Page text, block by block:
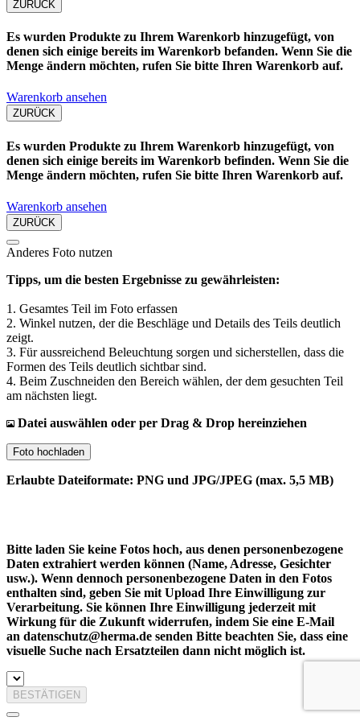
ZURÜCK
Es wurden Produkte zu Ihrem Warenkorb hinzugefügt, von
denen sich einige bereits im Warenkorb befanden. Wenn Sie die
Menge ändern möchten, rufen Sie bitte Ihren Warenkorb auf.
Warenkorb ansehen
ZURÜCK
Es wurden Produkte zu Ihrem Warenkorb hinzugefügt, von
denen sich einige bereits im Warenkorb befinden. Wenn Sie die
Menge ändern möchten, rufen Sie bitte Ihren Warenkorb auf.
Warenkorb ansehen
ZURÜCK
Anderes Foto nutzen
Tipps, um die besten Ergebnisse zu gewährleisten:
1. Gesamtes Teil im Foto erfassen
2. Winkel nutzen, der die Beschläge und Details des Teils deutlich
zeigt.
3. Für aussreichend Beleuchtung sorgen und sicherstellen, dass die
Formen des Teils deutlich sichtbar sind.
4. Beim Zuschneiden den Bereich wählen, der dem gesuchten Teil
am nächsten liegt.
Datei auswählen oder per Drag & Drop hereinziehen
Foto hochladen
Erlaubte Dateiformate: PNG und JPG/JPEG (max. 5,5 MB)
Bitte laden Sie keine Fotos hoch, aus denen personenbezogene
Daten extrahiert werden können (Name, Adresse, Gesichter
usw.). Wenn dennoch personenbezogene Daten in den Fotos
enthalten sind, geben Sie mit Upload Ihre Einwilligung zur
Verarbeitung. Sie können Ihre Einwilligung jederzeit mit
Wirkung für die Zukunft widerrufen, indem Sie eine E-Mail
an datenschutz@herma.de senden Bitte beachten Sie, dass eine
visuelle Suche nach Ersatzteilen dann nicht möglich ist.
BESTÄTIGEN